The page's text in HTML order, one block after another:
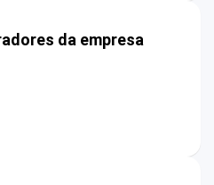
da empresa